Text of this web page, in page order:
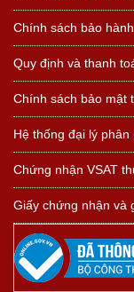
Chính sách bảo
Quy định và thanh
Chính sách bảo mật
Hệ thống đại lý phân
Chứng nhận VSAT
Giấy chứng nhận và